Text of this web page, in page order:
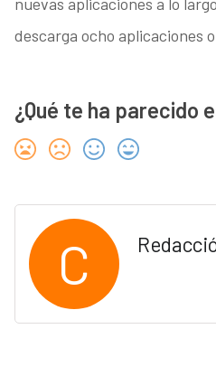
nuevas aplicaciones a lo
descarga ocho aplicaciones
¿Qué te ha parecido
C